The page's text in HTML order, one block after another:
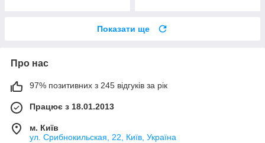
Показати ще
Про нас
97% позитивних з 245 відгуків за рік
Працює з 18.01.2013
м. Київ
ул. Срибнокильская, 22, Київ, Україна